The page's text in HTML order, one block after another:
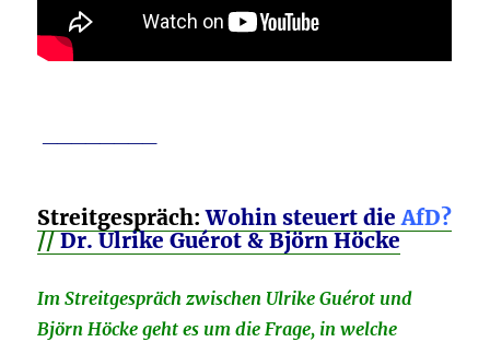
Streitgespräch: Wohin steuert die AfD?
//Dr. Ulrike Guérot & Björn Höcke
Im Streitgespräch zwischen Ulrike Guérot und
Björn Höcke geht es um die Frage, in welche